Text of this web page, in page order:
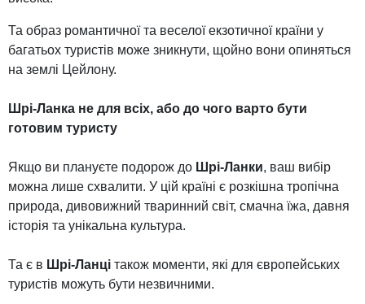
Та образ романтичної та веселої екзотичної країни у
багатьох туристів може зникнути, щойно вони опиняться
на землі Цейлону.
Шрі-Ланка не для всіх, або до чого варто бути
готовим туристу
Якщо ви плануєте подорож до Шрі-Ланки, ваш вибір
можна лише схвалити. У цій країні є розкішна тропічна
природа, дивовижний тваринний світ, смачна їжа, давня
історія та унікальна культура.
Та є в Шрі-Ланці також моменти, які для європейських
туристів можуть бути незвичними.